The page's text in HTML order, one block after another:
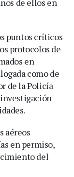
de ellos en
puntos críticos
protocolos de
en
como de
de la Policía
aéreos
en permiso,
del